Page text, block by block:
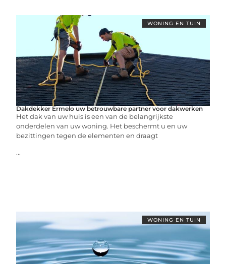
WONING EN TUIN
Dakdekker Ermelo uw betrouwbare partner voor dakwerken
Het dak van uw huis is een van de belangrijkste
onderdelen van uw woning. Het beschermt u en uw
bezittingen tegen de elementen en draagt
...
WONING EN TUIN